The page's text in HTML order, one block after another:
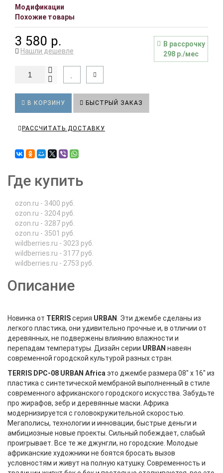
Модификации
Похожие товары
3 580 р.
В рассрочку
298 р./мес
Нашли дешевле
В КОРЗИНУ БЫСТРЫЙ ЗАКАЗ
РАССЧИТАТЬ ДОСТАВКУ
Где купить
ozon.ru - 3400 руб.
ozon.ru - 3204 руб.
ozon.ru - 3287 руб.
ozon.ru - 3501 руб.
wildberries.ru - 3023 руб.
wildberries.ru - 3177 руб.
wildberries.ru - 2753 руб.
Описание
Новинка от TERRISсерия URBAN . Эти джембе сделаны из
легкого пластика, они удивительно прочные и, в отличии от
деревянных, не подвержены влиянию влажности и
перепадам температуры. Дизайн серии URBAN навеян
современной городской культурой разных стран.
TERRIS DPC-08 URBAN Africaэто джембе размера 08" х 16" из
пластика с синтетической мембраной выполненный в стиле
современного африканского городского искусства. Забудьте
про жирафов, зебр и деревянные маски. Африка
модернизируется с головокружительной скоростью.
Мегаполисы, технологии и инновации, быстрые деньги и
амбициозные новые проекты. Сильный побеждает, слабый
проигрывает. Все те же джунгли, но городские. Молодые
африканские художники не боятся бросать вызов
условностям и живут на полную катушку. Современность и